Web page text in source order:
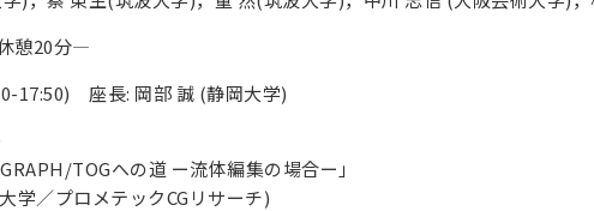
憩20分—
17:50) 座長: 岡部 誠 (静岡大学)
TOGへの道 ー流体編集の場合ー」
学／プロメテックCGリサーチ)